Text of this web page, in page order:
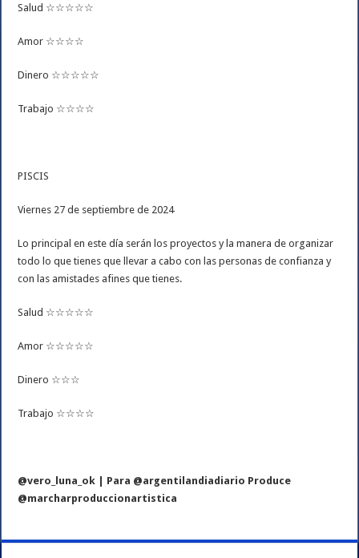
Salud ☆☆☆☆☆
Amor ☆☆☆☆
Dinero ☆☆☆☆☆
Trabajo ☆☆☆☆
PISCIS
Viernes 27 de septiembre de 2024
Lo principal en este día serán los proyectos y la manera de organizar
todo lo que tienes que llevar a cabo con las personas de confianza y
con las amistades afines que tienes.
Salud ☆☆☆☆☆
Amor ☆☆☆☆☆
Dinero ☆☆☆
Trabajo ☆☆☆☆
@vero_luna_ok | Para @argentilandiadiario Produce
@marcharproduccionartistica